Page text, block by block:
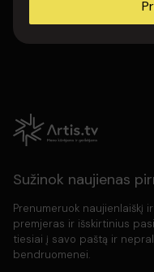
Sužinok naujienas
Prenumeruok naujienlaiškį
premjeras ir išskirtinius
tiesiai į savo paštą ir
bendruomenei.